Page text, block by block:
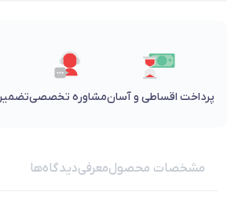
پرداخت اقساطی و آسانمشاوره تخصصی
مشخصات محصولمعرفیدیدگاه‌ها